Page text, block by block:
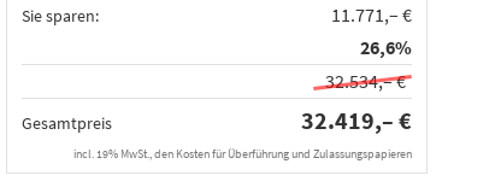
Sie sparen:
11.771,– €
26,6%
32.534,– €
Gesamtpreis 32.419,– €
incl. 19% MwSt., den Kosten für Überführung und Zulassungspapieren